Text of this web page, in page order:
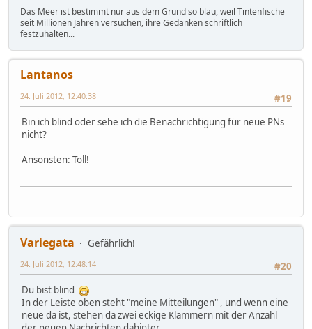
Das Meer ist bestimmt nur aus dem Grund so blau, weil Tintenfische
seit Millionen Jahren versuchen, ihre Gedanken schriftlich
festzuhalten...
Lantanos
#19
24. Juli 2012, 12:40:38
Bin ich blind oder sehe ich die Benachrichtigung für neue PNs
nicht?
Ansonsten: Toll!
Variegata
Gefährlich!
#20
24. Juli 2012, 12:48:14
Du bist blind
In der Leiste oben steht "meine Mitteilungen" , und wenn eine
neue da ist, stehen da zwei eckige Klammern mit der Anzahl